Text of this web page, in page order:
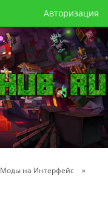
Авторизация
Моды на Интерфейс »